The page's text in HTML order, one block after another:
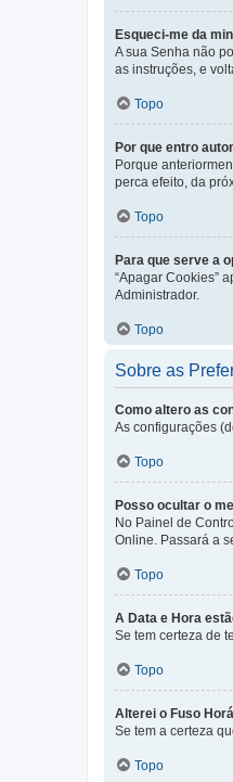
Esqueci-me da
A sua Senha não
as instruções, e
Topo
Por que entro
Porque
perca efeito, da
Topo
Para que serve a
“Apagar Cookies”
Administrador.
Topo
Sobre as
Como altero as
As configurações
Topo
Posso ocultar o
No Painel de
Online. Passará a
Topo
A Data e Hora
Se tem certeza de
Topo
Alterei o Fuso
Se tem a certeza
Topo